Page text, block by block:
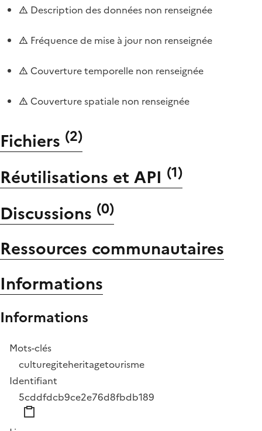
Description des données non renseignée
Fréquence de mise à jour non renseignée
Couverture temporelle non renseignée
Couverture spatiale non renseignée
Fichiers (2)
Réutilisations et API (1)
Discussions (0)
Ressources communautaires
Informations
Informations
Mots-clés
culturegiteheritagetourisme
Identifiant
5cddfdcb9ce2e76d8fbdb189